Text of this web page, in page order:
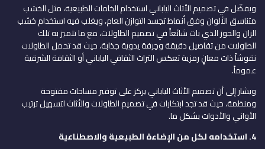
ويفضّل في تصميم الأثاث الياباني استخدام الخامات الطبيعية، مثل الخشب
متناسق الألوان وفق أنماط تجسد التوازن العام، ويغلب فيه استخدام خشب
الزان والجوز الذي بات شائعاً في تصميم الطاولات، مع ما تتميز به تلك
الطاولات من تفاصيل دقيقة وحِرفة يدوية جذابة، حيث قد تحمل الطاولات
نقوشاً ذات معانٍ رمزية تعكس التراث الثقافي الياباني أو الثقافة الشرقية
عموماً.
ويشار إلى أن تصميم الأثاث الياباني يركز على توفير مساحات مفتوحة
ومنظمة، حيث قد تجد ابتكارات في تصميم الطاولات والأثاث لتسهيل ترتيب
الأواني والأدوات بشكل ما.
4. استخدامه لكل من الإضاءة الطبيعية والاصطناعية